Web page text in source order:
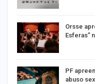
Orsse
Esferas”
PF
abuso